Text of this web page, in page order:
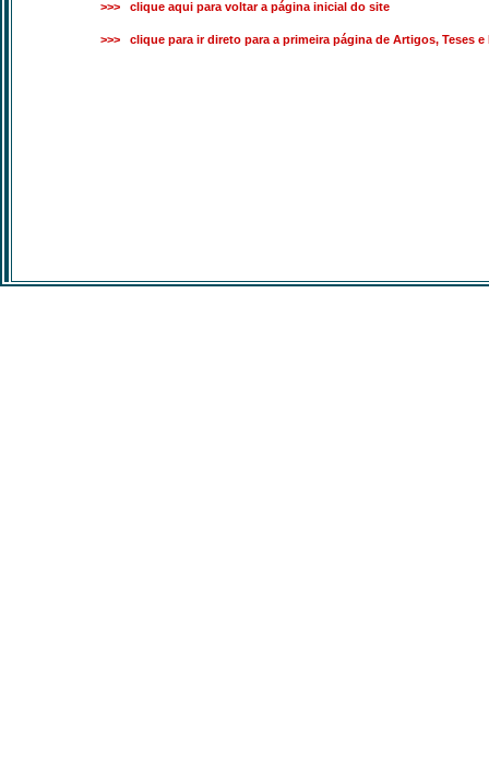
>>> clique aqui para voltar a página inicial do site
>>> clique para ir direto para a primeira página de Artigos, Teses e